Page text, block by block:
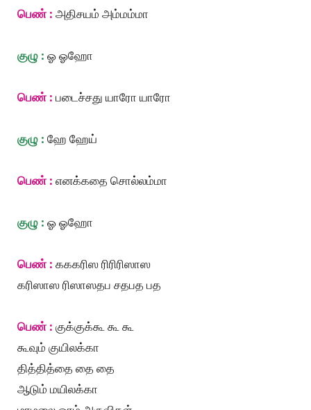
பெண் : அதிசயம் அம்மம்மா
குழு : ஓ ஓஹோ
பெண் : படைச்சது யாரோ யாரோ
குழு : ஹே ஹேய்
பெண் : எனக்கதை சொல்லம்மா
குழு : ஓ ஓஹோ
பெண் : கககரிஸ ரிரிரிஸாஸ
கரிஸாஸ ரிஸாஸதப சதபத பத
பெண் : குக்குக்கூ கூ கூ
கூவும் குயிலக்கா
தித்தித்தை தை தை
ஆடும் மயிலக்கா